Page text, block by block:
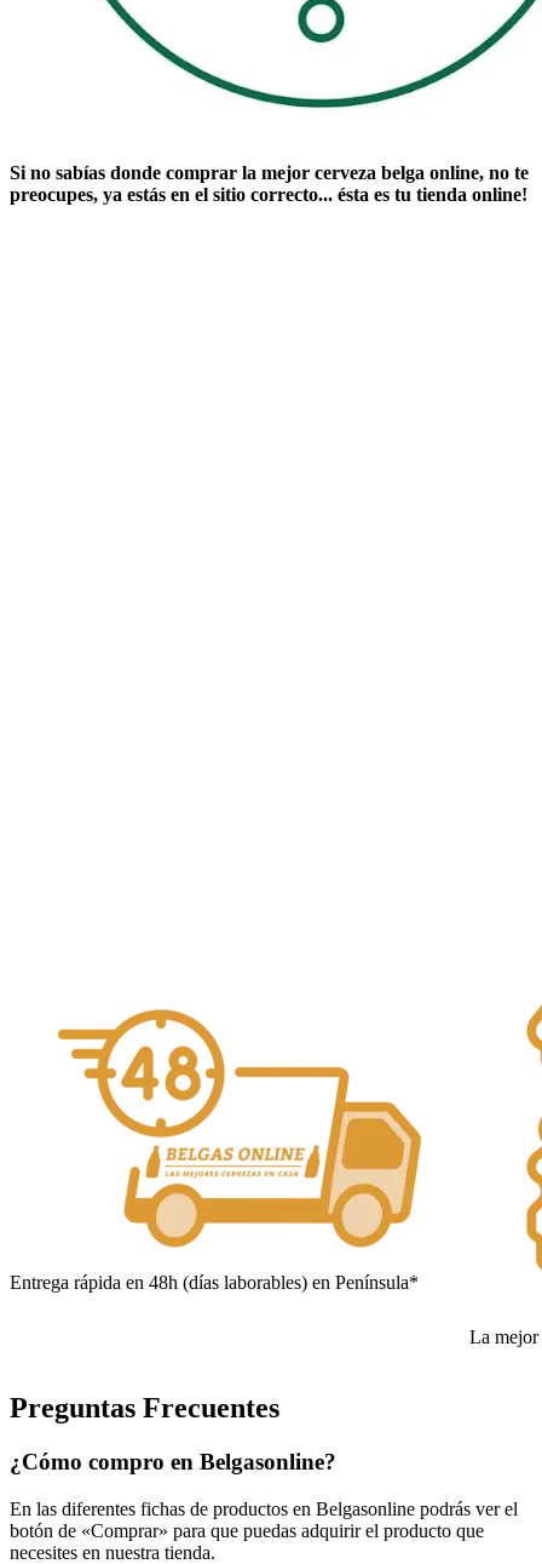
Si no sabías ​ donde comprar la mejor cerveza belga online​, no te
preocupes, ya estás en el sitio correcto... ésta es tu tienda online!
Entrega rápida en 48h (días laborables) en Península*
La mejor
Preguntas Frecuentes
¿Cómo compro en Belgasonline?
En las diferentes fichas de productos en Belgasonline podrás ver el
botón de «Comprar» para que puedas adquirir el producto que
necesites en nuestra tienda.